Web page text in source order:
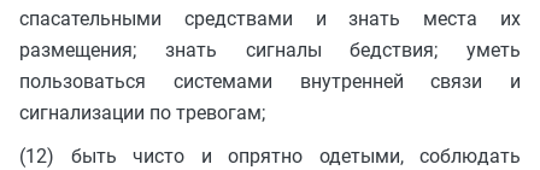
спасательными средствами и знать места их
размещения; знать сигналы бедствия; уметь
пользоваться системами внутренней связи и
сигнализации по тревогам;
(12) быть чисто и опрятно одетыми, соблюдать